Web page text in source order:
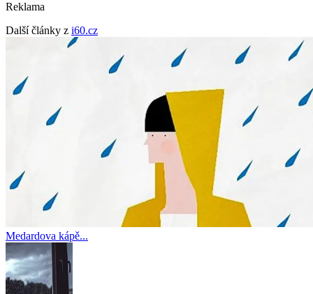
Reklama
Další články z i60.cz
Medardova kápě...